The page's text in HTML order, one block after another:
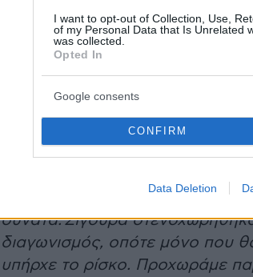
I want to opt-out of Collection, Use,
of my Personal Data that Is Unrelated
was collected.
Opted In
Google consents
CONFIRM
Data Deletion
Στη συνέχεια, ευχήθηκε τα
, που θα διαγωνιστεί
Ημιτελικό με το κομμάτι «
εκπροσωπήσει και την Κύπρο.
δυνατά.Σίγουρα
διαγωνισμός, οπότε μόνο που
υπήρχε το ρίσκο. Προχωράμε